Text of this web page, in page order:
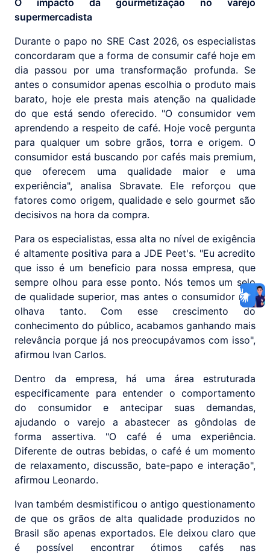
supermercadista
Durante o papo no SRE Cast 2026, os especialistas
concordaram que a forma de consumir café hoje em
dia passou por uma transformação profunda. Se
antes o consumidor apenas escolhia o produto mais
barato, hoje ele presta mais atenção na qualidade
do que está sendo oferecido. "O consumidor vem
aprendendo a respeito de café. Hoje você pergunta
para qualquer um sobre grãos, torra e origem. O
consumidor está buscando por cafés mais premium,
que oferecem uma qualidade maior e uma
experiência", analisa Sbravate. Ele reforçou que
fatores como origem, qualidade e selo gourmet são
decisivos na hora da compra.
Para os especialistas, essa alta no nível de exigência
é altamente positiva para a JDE Peet's. "Eu acredito
que isso é um beneficio para nossa empresa, que
sempre olhou para esse ponto. Nós temos um selo
de qualidade superior, mas antes o consumidor não
olhava tanto. Com esse crescimento do
conhecimento do público, acabamos ganhando mais
relevância porque já nos preocupávamos com isso",
afirmou Ivan Carlos.
Dentro da empresa, há uma área estruturada
especificamente para entender o comportamento
do consumidor e antecipar suas demandas,
ajudando o varejo a abastecer as gôndolas de
forma assertiva. "O café é uma experiência.
Diferente de outras bebidas, o café é um momento
de relaxamento, discussão, bate-papo e interação",
afirmou Leonardo.
Ivan também desmistificou o antigo questionamento
de que os grãos de alta qualidade produzidos no
Brasil são apenas exportados. Ele deixou claro que
é possível encontrar ótimos cafés nas